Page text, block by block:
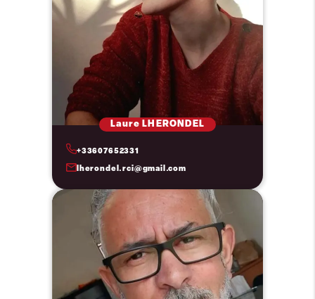
Laure LHERONDEL
+33607652331
lherondel.rci@gmail.com